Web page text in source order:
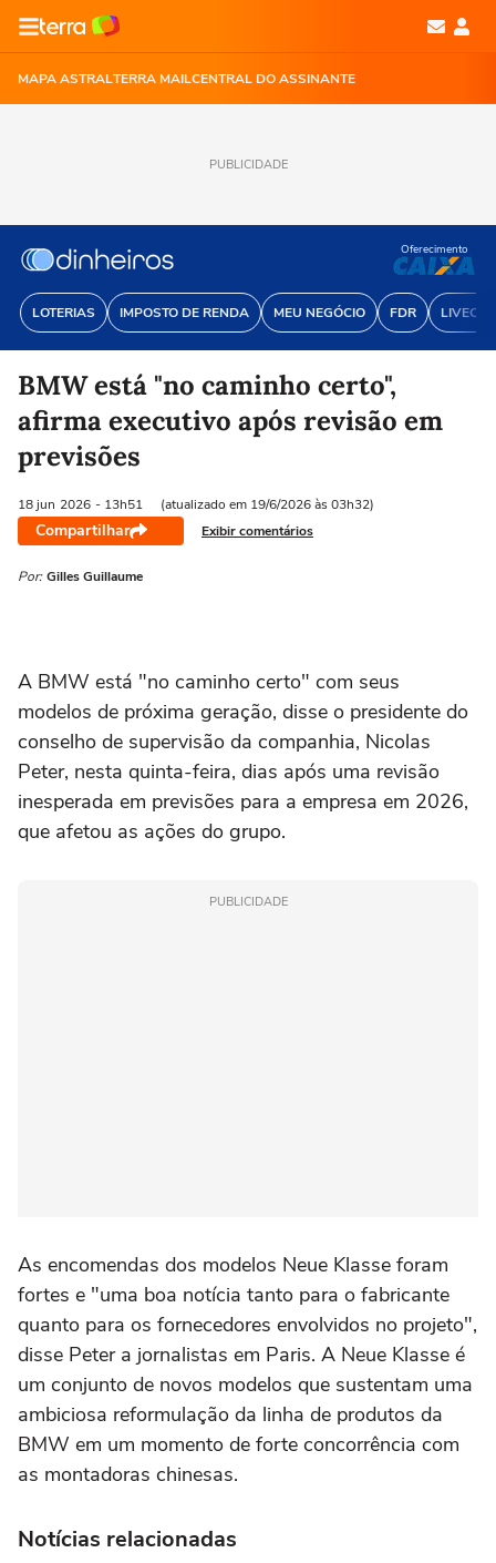
MAPA ASTRALTERRA MAILCENTRAL DO ASSINANTE
PUBLICIDADE
LOTERIAS IMPOSTO DE RENDA MEU NEGÓCIO FDR
Oferecimento
BMW está "no caminho certo",
afirma executivo após revisão em
previsões
18 jun 2026 - 13h51 (atualizado em 19/6/2026 às 03h32)
Compartilhar Exibir comentários
Por: Gilles Guillaume
A BMW está "no caminho ‌certo" com seus
modelos de próxima geração, disse o presidente do
conselho de supervisão da companhia, Nicolas
Peter, nesta quinta-feira, dias após uma revisão
inesperada em previsões para a empresa em 2026,
que afetou as ações do grupo.
PUBLICIDADE
As encomendas dos modelos Neue Klasse ⁠foram
fortes e "uma boa notícia tanto para o fabricante
quanto para ‌os fornecedores envolvidos no projeto",
disse Peter a jornalistas em Paris. A Neue Klasse é
um conjunto de novos modelos que sustentam ‌uma
ambiciosa reformulação da linha de ‌produtos da
BMW em um momento de forte concorrência com
⁠as montadoras chinesas.
Notícias relacionadas